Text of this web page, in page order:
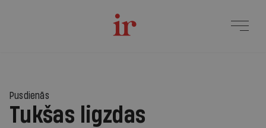
Pusdienās
Tukšas ligzdas